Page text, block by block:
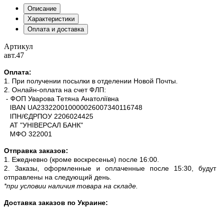
Описание
Характеристики
Оплата и доставка
Артикул
авт.47
Оплата:
1. При получении посылки в отделении Новой Почты.
2. Онлайн-оплата на счет ФЛП:
- ФОП Уварова Тетяна Анатоліївна
IBAN UA233220010000026007340116748
ІПН/ЄДРПОУ 2206024425
АТ "УНІВЕРСАЛ БАНК"
МФО 322001
Отправка заказов:
1. Ежедневно (кроме воскресенья) после 16:00.
2. Заказы, оформленные и оплаченные после 15:30, будут
отправлены на следующий день.
*при условии наличия товара на складе.
Доставка заказов по Украине: